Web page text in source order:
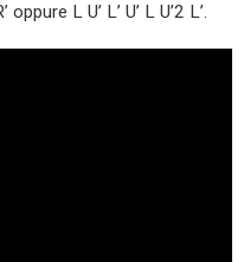
L U’ L’ U’ L U’2 L’.